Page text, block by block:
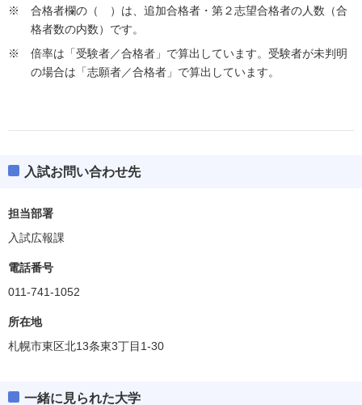
合格者欄の（ ）は、追加合格者・第２志望合格者の人数（合
格者数の内数）です。
倍率は「受験者／合格者」で算出しています。受験者が未判明
の場合は「志願者／合格者」で算出しています。
入試お問い合わせ先
担当部署
入試広報課
電話番号
011-741-1052
所在地
札幌市東区北13条東3丁目1-30
一緒に見られた大学